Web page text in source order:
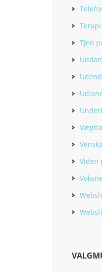
Terapi
Tjen
Viden
Voksne